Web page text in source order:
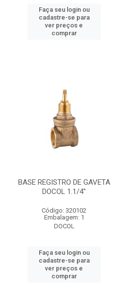
Faça seu login ou
cadastre-se para
ver preços e
comprar
BASE REGISTRO DE GAVETA
DOCOL 1.1/4''
Código: 320102
Embalagem: 1
DOCOL
Faça seu login ou
cadastre-se para
ver preços e
comprar